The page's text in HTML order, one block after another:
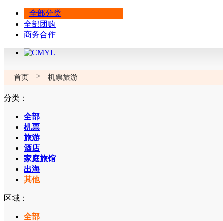
全部分类
全部团购
商务合作
首页 > 机票旅游
分类：
全部
机票
旅游
酒店
家庭旅馆
出海
其他
区域：
全部